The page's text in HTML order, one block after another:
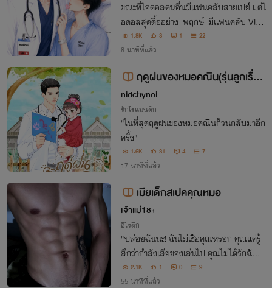
ขณะที่ไอดอลคนอื่นมีแฟนคลับสายเปย์ แต่ไ
อดอลสุดดื้ออย่าง 'พฤกษ์' มีแฟนคลับ VIP เ
ป็นถึง 'หมอเจ้าของไข้' สุดเนี้ยบ! เบื้องหน้า
ทำเก๊กขรึมทำดุ แต่เบื้องหลังแอบทุ่มเปย์บัต
1.8K 3 1 22
8 นาทีที่แล้ว
ฤดูฝนของหมอคณิน(รุ่นลูกเรื่อง
ลูกสาวที่คุณหมอไม่เคยรู้)
nidchynoi
รักโรแมนติก
"ในที่สุดฤดูฝนของหมอคณินก็วนกลับมาอีก
ครั้ง"
1.6K 31 4 7
17 นาทีที่แล้ว
เมียเด็กสเปคคุณหมอ
เจ้าแม่18+
อีโรติก
"ปล่อยฉันนะ! ฉันไม่เชื่อคุณหรอก คุณแค่รู้
สึกว่ากำลังเสียของเล่นไป คุณไม่ได้รักฉั
น""ปล่อยแน่ แต่ปล่อยข้างในเท่านั้นนะ"
2.1K 1 0 9
55 นาทีที่แล้ว